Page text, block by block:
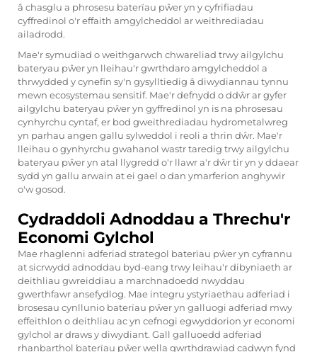
â chasglu a phrosesu baterïau pŵer yn y cyfrifiadau
cyffredinol o'r effaith amgylcheddol ar weithrediadau
ailadrodd.
Mae'r symudiad o weithgarwch chwareliad trwy ailgylchu
bateryau pŵer yn lleihau'r gwrthdaro amgylcheddol a
thrwydded y cynefin sy'n gysylltiedig â diwydiannau tynnu
mewn ecosystemau sensitif. Mae'r defnydd o ddŵr ar gyfer
ailgylchu bateryau pŵer yn gyffredinol yn is na phrosesau
cynhyrchu cyntaf, er bod gweithrediadau hydrometalwreg
yn parhau angen gallu sylweddol i reoli a thrin dŵr. Mae'r
lleihau o gynhyrchu gwahanol wastr taredig trwy ailgylchu
bateryau pŵer yn atal llygredd o'r llawr a'r dŵr tir yn y ddaear
sydd yn gallu arwain at ei gael o dan ymarferion anghywir
o'w gosod.
Cydraddoli Adnoddau a Threchu'r
Economi Gylchol
Mae rhaglenni adferiad strategol baterïau pŵer yn cyfrannu
at sicrwydd adnoddau byd-eang trwy leihau'r dibyniaeth ar
deithliau gwreiddiau a marchnadoedd nwyddau
gwerthfawr ansefydlog. Mae integru ystyriaethau adferiad i
brosesau cynllunio baterïau pŵer yn galluogi adferiad mwy
effeithlon o deithliau ac yn cefnogi egwyddorion yr economi
gylchol ar draws y diwydiant. Gall galluoedd adferiad
rhanbarthol baterïau pŵer wella gwrthdrawiad cadwyn fynd